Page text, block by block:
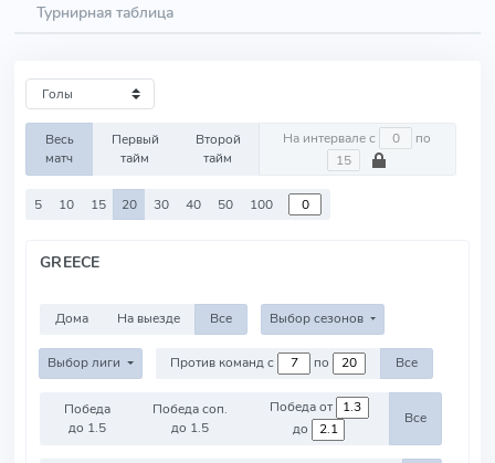
Турнирная таблица
Весь
матч
Первый
тайм
Второй
тайм
На интервале с по
5 10 15 20 30 40 50 100
GREECE
Дома На выезде Все Выбор сезонов
Выбор лиги Против команд с по Все
Победа
до 1.5
Победа соп.
до 1.5
Победа от
до
Все